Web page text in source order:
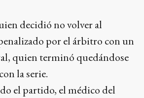
decidió no volver al
por el árbitro con un
quien terminó quedándose
la serie.
el partido, el médico del